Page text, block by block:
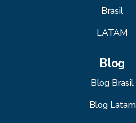
Brasil
LATAM
Blog
Blog Brasil
Blog Latam